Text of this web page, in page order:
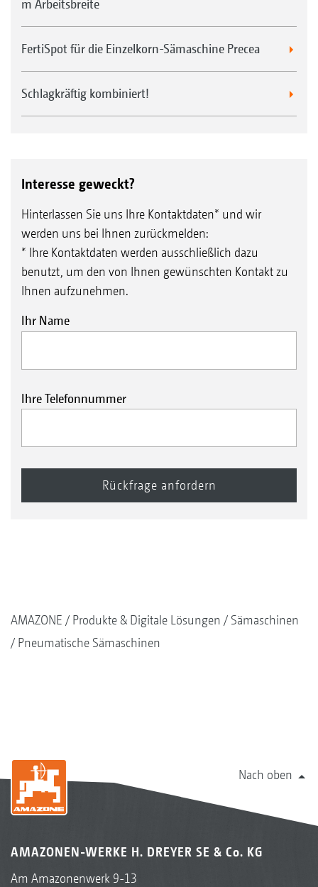
m Arbeitsbreite
FertiSpot für die Einzelkorn-Sämaschine Precea
Schlagkräftig kombiniert!
Interesse geweckt?
Hinterlassen Sie uns Ihre Kontaktdaten* und wir
werden uns bei Ihnen zurückmelden:
* Ihre Kontaktdaten werden ausschließlich dazu
benutzt, um den von Ihnen gewünschten Kontakt zu
Ihnen aufzunehmen.
Ihr Name
Ihre Telefonnummer
AMAZONE Produkte & Digitale Lösungen
Sämaschinen
Pneumatische Sämaschinen
Nach oben
AMAZONEN-WERKE H. DREYER SE & Co. KG
Am Amazonenwerk 9-13